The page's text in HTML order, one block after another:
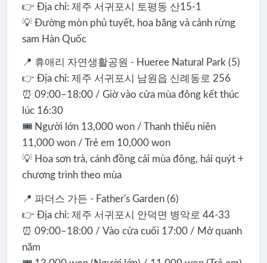
👉 Địa chỉ: 제주 서귀포시 토평동 산15-1
💡 Đường mòn phủ tuyết, hoa băng và cảnh rừng
sam Hàn Quốc
📍 휴애리 자연생활공원 - Hueree Natural Park (5)
👉 Địa chỉ: 제주 서귀포시 남원읍 신례동로 256
⏰ 09:00–18:00 / Giờ vào cửa mùa đông kết thúc
lúc 16:30
🎟️ Người lớn 13,000 won / Thanh thiếu niên
11,000 won / Trẻ em 10,000 won
💡 Hoa sơn trà, cánh đồng cải mùa đông, hái quýt +
chương trình theo mùa
📍 파더스 가든 - Father's Garden (6)
👉 Địa chỉ: 제주 서귀포시 안덕면 병악로 44-33
⏰ 09:00–18:00 / Vào cửa cuối 17:00 / Mở quanh
năm